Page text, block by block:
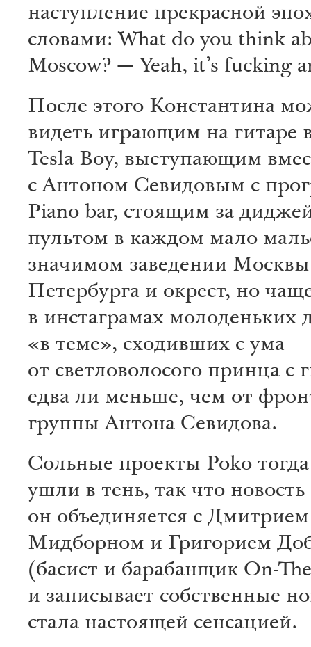
наступление прекрасной
словами: What do you think
Moscow? — Yeah, it’s fucking
После этого Константина
видеть играющим на гитаре в
Tesla Boy, выступающим
с Антоном Севидовым с
Piano bar, стоящим за
пультом в каждом мало
значимом заведении
Петербурга и окрест, но
в инстаграмах молоденьких
«в теме», сходивших с ума
от светловолосого принца с
едва ли меньше, чем от
группы Антона Севидова.
Сольные проекты Poko
ушли в тень, так что
он объединяется с Дмитрием
Мидборном и Григорием
(басист и барабанщик On-
и записывает собственные
стала настоящей сенсацией.